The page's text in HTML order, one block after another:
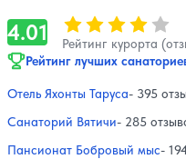
4.01 Оценка,
Рейтинг курорта
Рейтинг лучших
Отель Яхонты Таруса- 395
Санаторий Вятичи- 285
Пансионат Бобровый мыс-